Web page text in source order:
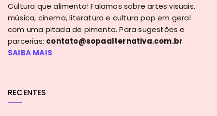
Cultura que alimenta! Falamos sobre artes visuais,
música, cinema, literatura e cultura pop em geral
com uma pitada de pimenta. Para sugestões e
parcerias: contato@sopaalternativa.com.br
SAIBA MAIS
RECENTES